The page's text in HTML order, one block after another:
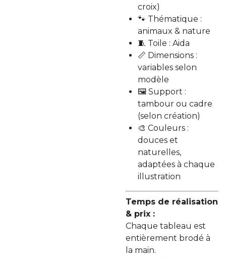
croix)
🐾 Thématique :
animaux & nature
🧵 Toile : Aida
📏 Dimensions :
variables selon
modèle
🖼️ Support :
tambour ou cadre
(selon création)
🎨 Couleurs :
douces et
naturelles,
adaptées à chaque
illustration
Temps de réalisation
& prix :
Chaque tableau est
entièrement brodé à
la main.